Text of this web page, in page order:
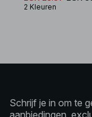
2 Kleuren
Schrijf je in om te
aanbiedingen,